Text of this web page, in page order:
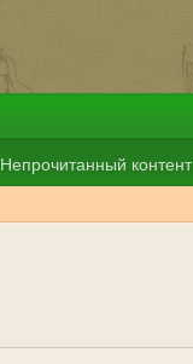
Непрочитанный контент